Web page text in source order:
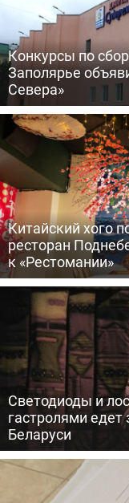
Конкурсы по
Заполярье
Севера»
Китайский хого
ресторан
к «Рестомании»
Светодиоды и
гастролями едет
Беларуси